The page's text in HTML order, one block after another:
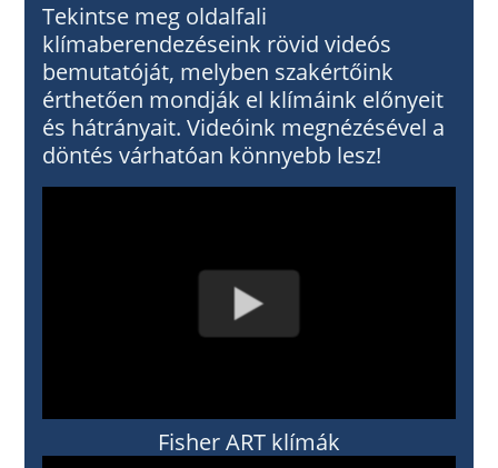
Tekintse meg oldalfali
klímaberendezéseink rövid videós
bemutatóját, melyben szakértőink
érthetően mondják el klímáink előnyeit
és hátrányait. Videóink megnézésével a
döntés várhatóan könnyebb lesz!
Fisher ART klímák